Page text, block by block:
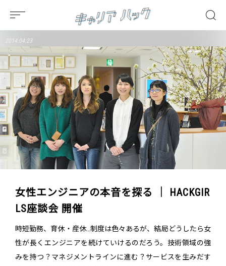
2014.04.23
女性エンジニアの本音を探る ｜ HACKGIR
LS座談会 開催
時短勤務、育休・産休…制度は色々あるが、結局どうしたら女
性が長くエンジニアを続けていけるのだろう。技術領域の強
みを持つ？マネジメントラインに進む？サービスを生みだす